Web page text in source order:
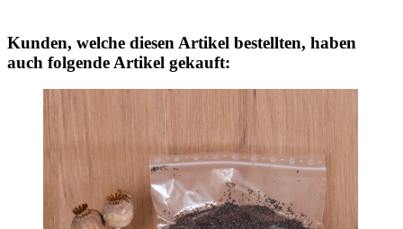
Kunden, welche diesen Artikel bestellten, haben
auch folgende Artikel gekauft: